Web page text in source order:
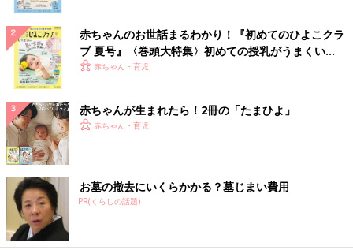
赤ちゃんのお世話まるわかり！『初めてのひよこクラ
ブ 夏号』〈巻頭大特集〉初めての授乳がうまくい
く！ おっぱい・ミルクの基本と夏のトラブル 解決テ
赤ちゃん・育児
赤ちゃんが生まれたら！2冊の「たまひよ」
赤ちゃん・育児
お墓の撤去にいくらかかる？墓じまい費用
PR(くらしの話題)